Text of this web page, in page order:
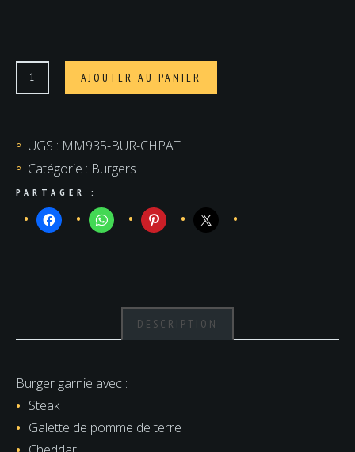
quantité
de
patate
AJOUTER AU PANIER
UGS : MM935-BUR-CHPAT
Catégorie : Burgers
PARTAGER :
DESCRIPTION
Burger garnie avec :
Steak
Galette de pomme de terre